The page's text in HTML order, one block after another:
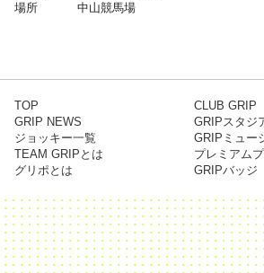
場所
中山競馬場
TOP
GRIP NEWS
ジョッキー一覧
TEAM GRIPとは
グリポとは
CLUB GRIP
GRIPスタジ
GRIPミュー
プレミアム
GRIPバッジ